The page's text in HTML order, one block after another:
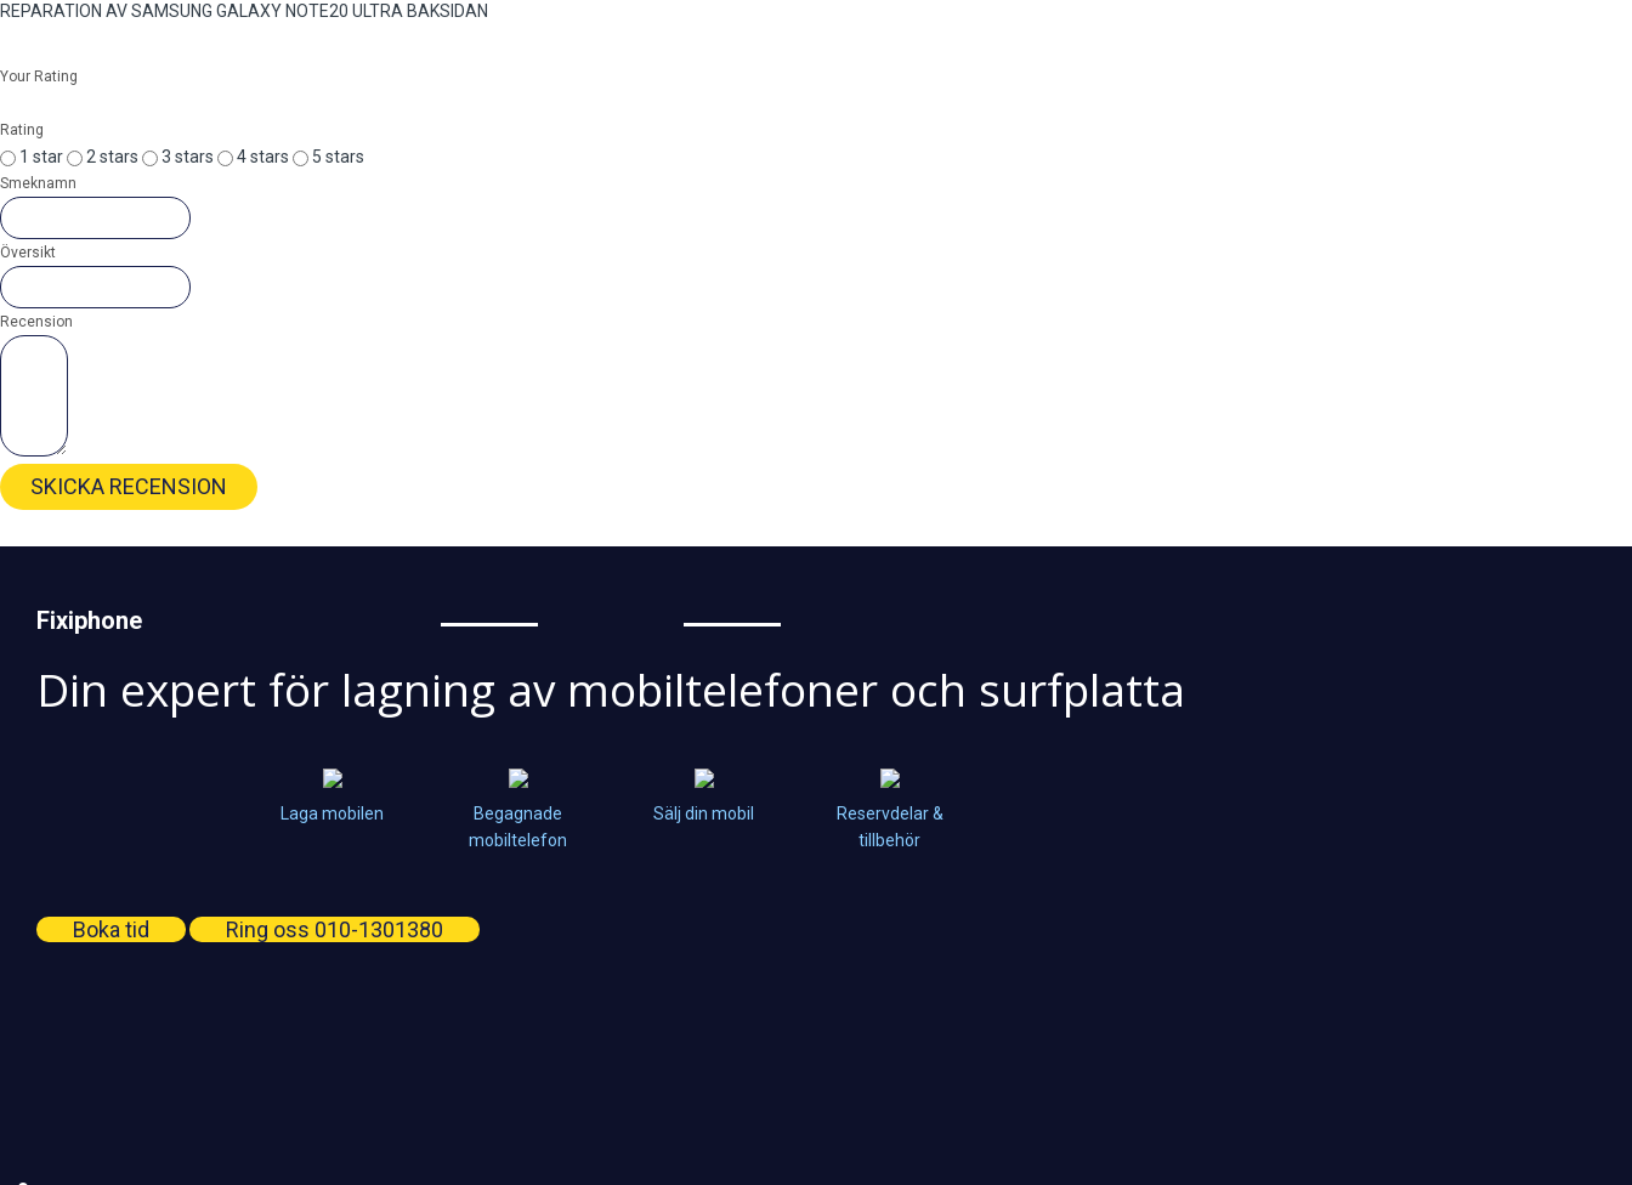
REPARATION AV SAMSUNG GALAXY NOTE20 ULTRA BAKSIDAN
Your Rating
Rating
1 star 2 stars 3 stars 4 stars 5 stars
Smeknamn
Översikt
Recension
SKICKA RECENSION
Fixiphone
Din expert för lagning av mobiltelefoner och surfplatta
Laga mobilen
Begagnade
mobiltelefon
Sälj din mobil
Reservdelar &
tillbehör
Boka tid Ring oss 010-1301380